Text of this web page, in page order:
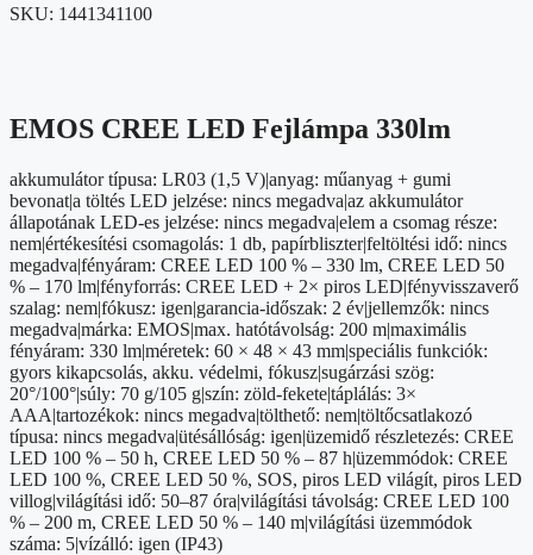
SKU: 1441341100
EMOS CREE LED Fejlámpa 330lm
akkumulátor típusa: LR03 (1,5 V)|anyag: műanyag + gumi
bevonat|a töltés LED jelzése: nincs megadva|az akkumulátor
állapotának LED-es jelzése: nincs megadva|elem a csomag része:
nem|értékesítési csomagolás: 1 db, papírbliszter|feltöltési idő: nincs
megadva|fényáram: CREE LED 100 % – 330 lm, CREE LED 50
% – 170 lm|fényforrás: CREE LED + 2× piros LED|fényvisszaverő
szalag: nem|fókusz: igen|garancia-időszak: 2 év|jellemzők: nincs
megadva|márka: EMOS|max. hatótávolság: 200 m|maximális
fényáram: 330 lm|méretek: 60 × 48 × 43 mm|speciális funkciók:
gyors kikapcsolás, akku. védelmi, fókusz|sugárzási szög:
20°/100°|súly: 70 g/105 g|szín: zöld-fekete|táplálás: 3×
AAA|tartozékok: nincs megadva|tölthető: nem|töltőcsatlakozó
típusa: nincs megadva|ütésállóság: igen|üzemidő részletezés: CREE
LED 100 % – 50 h, CREE LED 50 % – 87 h|üzemmódok: CREE
LED 100 %, CREE LED 50 %, SOS, piros LED világít, piros LED
villog|világítási idő: 50–87 óra|világítási távolság: CREE LED 100
% – 200 m, CREE LED 50 % – 140 m|világítási üzemmódok
száma: 5|vízálló: igen (IP43)